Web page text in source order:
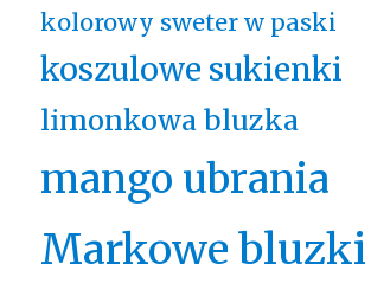
kolorowy sweter w paski
koszulowe sukienki
limonkowa bluzka
mango ubrania
Markowe bluzki